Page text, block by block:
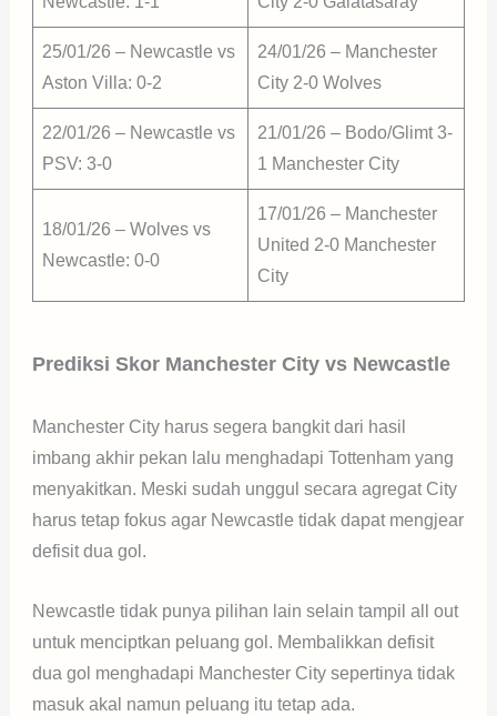
25/01/26 – Newcastle vs
Aston Villa: 0-2
24/01/26 – Manchester
City 2-0 Wolves
22/01/26 – Newcastle vs
PSV: 3-0
21/01/26 – Bodo/Glimt 3-
1 Manchester City
18/01/26 – Wolves vs
Newcastle: 0-0
17/01/26 – Manchester
United 2-0 Manchester
City
Prediksi Skor Manchester City vs Newcastle
Manchester City harus segera bangkit dari hasil
imbang akhir pekan lalu menghadapi Tottenham yang
menyakitkan. Meski sudah unggul secara agregat City
harus tetap fokus agar Newcastle tidak dapat mengjear
defisit dua gol.
Newcastle tidak punya pilihan lain selain tampil all out
untuk menciptkan peluang gol. Membalikkan defisit
dua gol menghadapi Manchester City sepertinya tidak
masuk akal namun peluang itu tetap ada.